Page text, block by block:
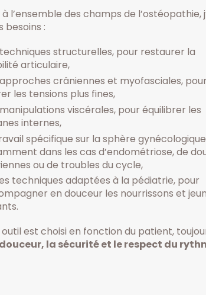
l’ensemble des champs de l’ostéopathie,
besoins :
structurelles, pour restaurer la
articulaire,
crâniennes et myofasciales, pour
les tensions plus fines,
viscérales, pour équilibrer les
internes,
spécifique sur la sphère
dans les cas d’endométriose, de
ou de troubles du cycle,
techniques adaptées à la pédiatrie, pour
en douceur les nourrissons et
est choisi en fonction du patient,
douceur, la sécurité et le respect du